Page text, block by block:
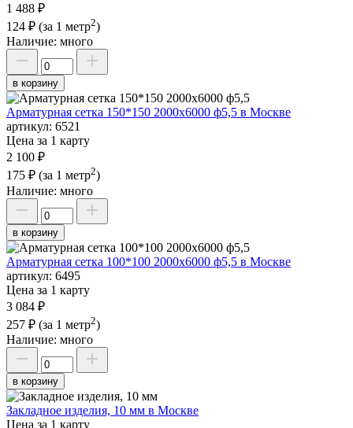
1 488 ₽
124 ₽ (за 1 метр2)
Наличие: много
в корзину
Арматурная сетка 150*150 2000х6000 ф5,5 в Москве
артикул: 6521
Цена за 1 карту
2 100 ₽
175 ₽ (за 1 метр2)
Наличие: много
в корзину
Арматурная сетка 100*100 2000х6000 ф5,5 в Москве
артикул: 6495
Цена за 1 карту
3 084 ₽
257 ₽ (за 1 метр2)
Наличие: много
в корзину
Закладное изделия, 10 мм в Москве
Цена за 1 карту